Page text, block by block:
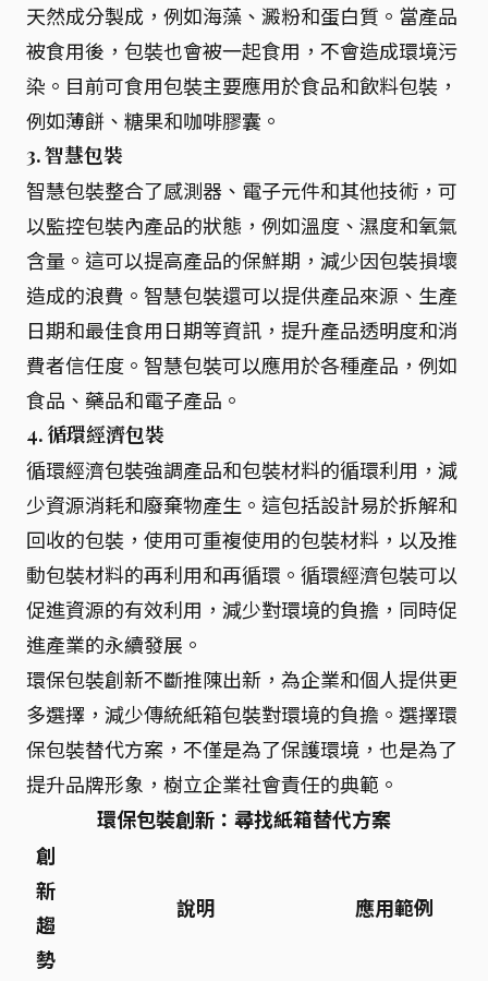
天然成分製成，例如海藻、澱粉和蛋白質。當產品
被食用後，包裝也會被一起食用，不會造成環境污
染。目前可食用包裝主要應用於食品和飲料包裝，
例如薄餅、糖果和咖啡膠囊。
3. 智慧包裝
智慧包裝整合了感測器、電子元件和其他技術，可
以監控包裝內產品的狀態，例如溫度、濕度和氧氣
含量。這可以提高產品的保鮮期，減少因包裝損壞
造成的浪費。智慧包裝還可以提供產品來源、生產
日期和最佳食用日期等資訊，提升產品透明度和消
費者信任度。智慧包裝可以應用於各種產品，例如
食品、藥品和電子產品。
4. 循環經濟包裝
循環經濟包裝強調產品和包裝材料的循環利用，減
少資源消耗和廢棄物產生。這包括設計易於拆解和
回收的包裝，使用可重複使用的包裝材料，以及推
動包裝材料的再利用和再循環。循環經濟包裝可以
促進資源的有效利用，減少對環境的負擔，同時促
進產業的永續發展。
環保包裝創新不斷推陳出新，為企業和個人提供更
多選擇，減少傳統紙箱包裝對環境的負擔。選擇環
保包裝替代方案，不僅是為了保護環境，也是為了
提升品牌形象，樹立企業社會責任的典範。
環保包裝創新：尋找紙箱替代方案
創
新
趨
勢
說明 應用範例